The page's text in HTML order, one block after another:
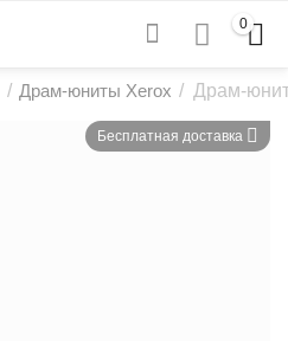
0
/ Драм-юниты Xerox / Драм-
Бесплатная доставка